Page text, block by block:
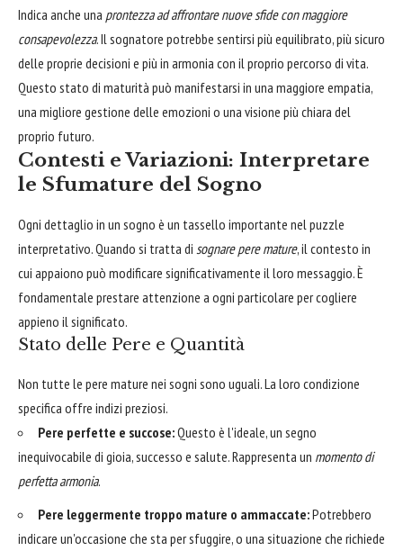
Indica anche una prontezza ad affrontare nuove sfide con maggiore
consapevolezza. Il sognatore potrebbe sentirsi più equilibrato, più sicuro
delle proprie decisioni e più in armonia con il proprio percorso di vita.
Questo stato di maturità può manifestarsi in una maggiore empatia,
una migliore gestione delle emozioni o una visione più chiara del
proprio futuro.
Contesti e Variazioni: Interpretare
le Sfumature del Sogno
Ogni dettaglio in un sogno è un tassello importante nel puzzle
interpretativo. Quando si tratta di sognare pere mature, il contesto in
cui appaiono può modificare significativamente il loro messaggio. È
fondamentale prestare attenzione a ogni particolare per cogliere
appieno il significato.
Stato delle Pere e Quantità
Non tutte le pere mature nei sogni sono uguali. La loro condizione
specifica offre indizi preziosi.
Pere perfette e succose:Questo è l'ideale, un segno
inequivocabile di gioia, successo e salute. Rappresenta un momento di
perfetta armonia.
Pere leggermente troppo mature o ammaccate:Potrebbero
indicare un'occasione che sta per sfuggire, o una situazione che richiede